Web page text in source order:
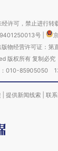
许可，禁止进行转
号
版物经营许可证：第
版权所有 复制必究
：010-85905050
提供新闻线索 联